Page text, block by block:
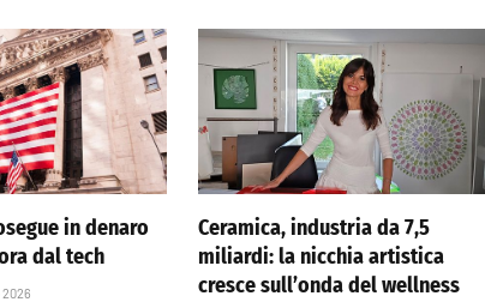
in denaro
dal tech
2026
Ceramica, industria da 7,5
miliardi: la nicchia artistica
cresce sull’onda del wellness